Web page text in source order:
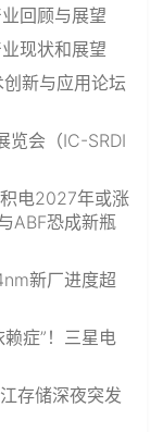
回顾与展望
现状和展望
新与应用论坛
览会（IC-SRDI
电2027年或涨
ABF恐成新瓶
新厂进度超
症”！三星电
存储深夜突发